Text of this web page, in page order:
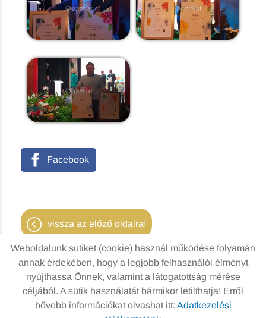
Facebook
vissza az előző oldalra!
Oldal információk
Adatkezelési tájékoztató
Impresszum
Sütik kezelése
Weboldalunk sütiket (cookie) használ működése folyamán
annak érdekében, hogy a legjobb felhasználói élményt
nyújthassa Önnek, valamint a látogatottság mérése
céljából. A sütik használatát bármikor letilthatja! Erről
bővebb információkat olvashat itt: Adatkezelési